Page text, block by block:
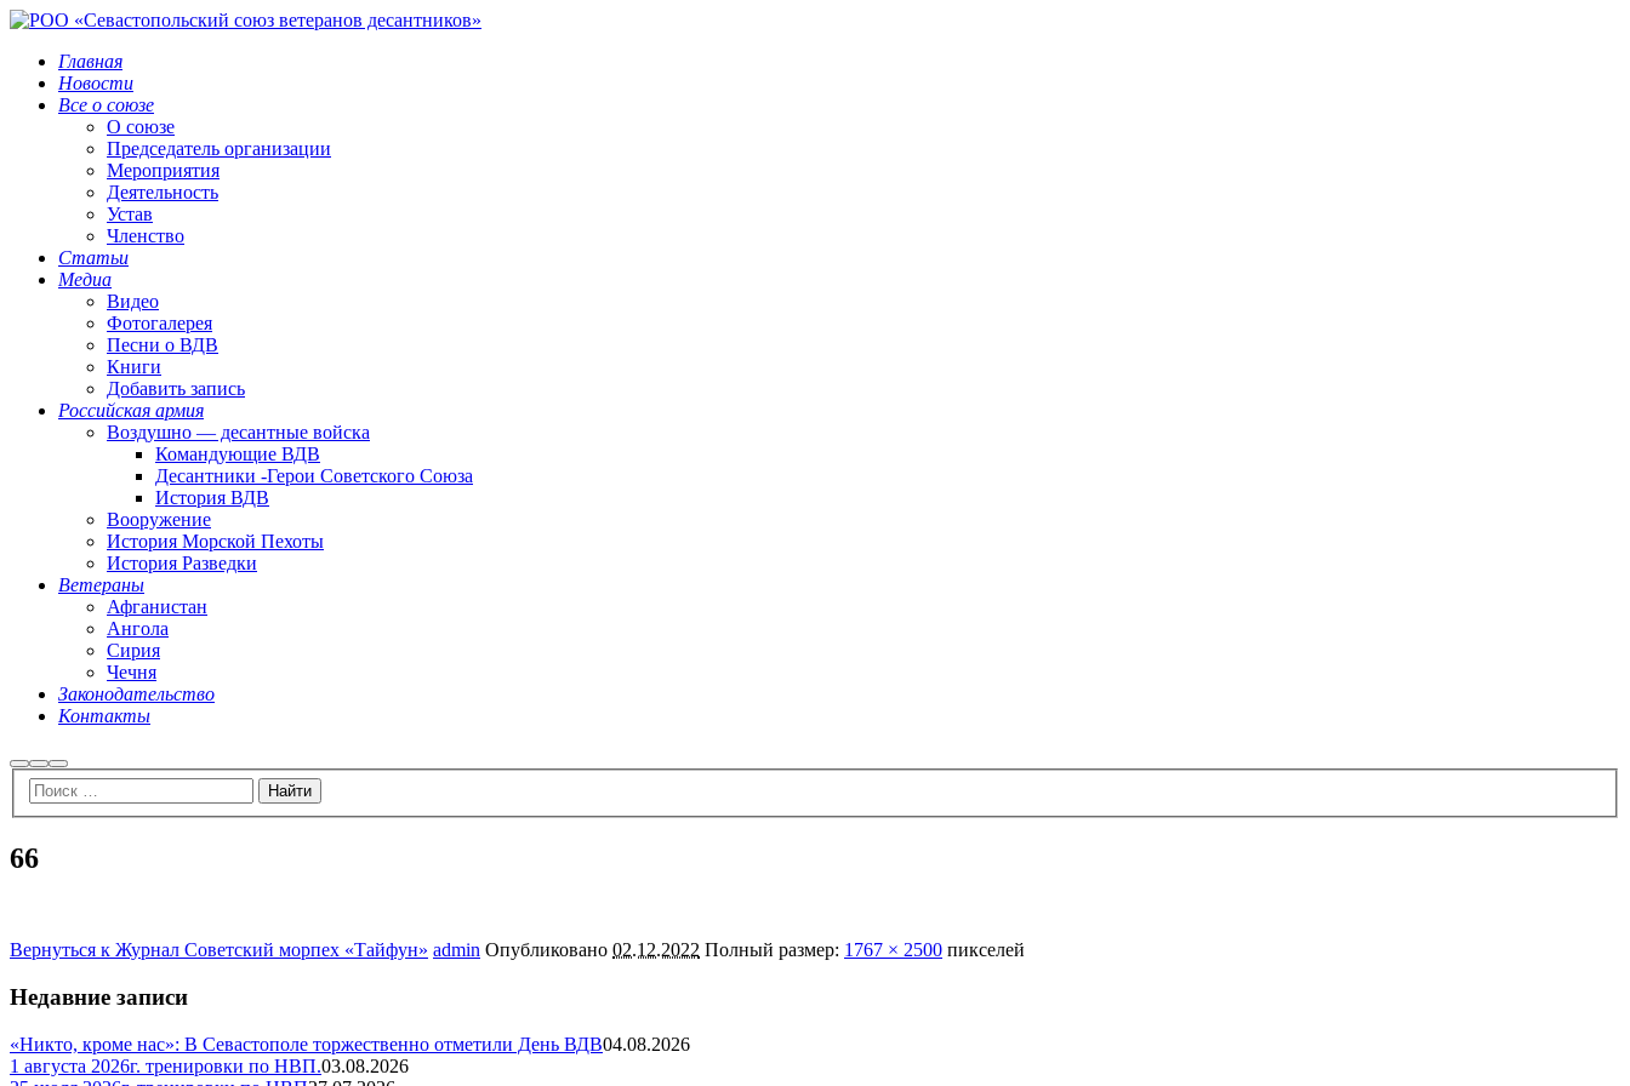
Главная
Новости
Все о союзе
О союзе
Председатель организации
Мероприятия
Деятельность
Устав
Членство
Статьи
Медиа
Видео
Фотогалерея
Песни о ВДВ
Книги
Добавить запись
Российская армия
Воздушно — десантные войска
Командующие ВДВ
Десантники -Герои Советского Союза
История ВДВ
Вооружение
История Морской Пехоты
История Разведки
Ветераны
Афганистан
Ангола
Сирия
Чечня
Законодательство
Контакты
НайтиБольше
информации
Главное
меню
66
Вернуться к Журнал Советский морпех «Тайфун» admin Опубликовано 02.12.2022 Полный размер: 1767 × 2500 пикселей
Недавние записи
«Никто, кроме нас»: В Севастополе торжественно отметили День ВДВ04.08.2026
1 августа 2026г. тренировки по НВП.03.08.2026